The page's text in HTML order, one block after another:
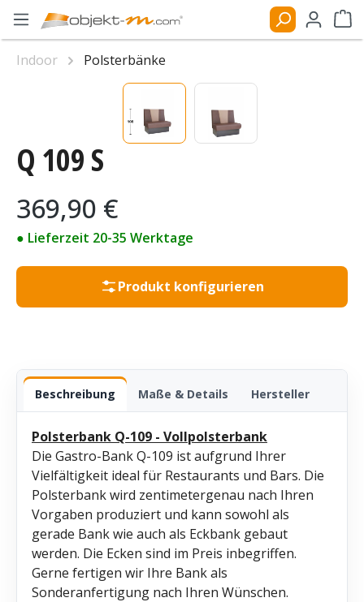
Zum Hauptinhalt springen
Q 109 S
Regulärer Preis:
369,90 €
● Lieferzeit 20-35 Werktage
Produkt konfigurieren
Beschreibung Maße & Details Hersteller
Polsterbank Q-109 - Vollpolsterbank
Die Gastro-Bank Q-109 ist aufgrund Ihrer
Vielfältigkeit ideal für Restaurants und Bars. Die
Polsterbank wird zentimetergenau nach Ihren
Vorgaben produziert und kann sowohl als
gerade Bank wie auch als Eckbank gebaut
werden. Die Ecken sind im Preis inbegriffen.
Gerne fertigen wir Ihre Bank als
Sonderanfertigung nach Ihren Wünschen.
Indoor
Polsterbänke
Bildergalerie überspringen